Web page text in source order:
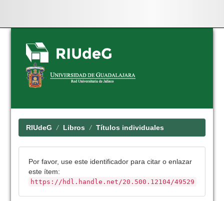
Skip
navigation
RIUdeG Libros Títulos individuales
Por favor, use este identificador para citar o enlazar
este ítem:
https://hdl.handle.net/20.500.12104/49529